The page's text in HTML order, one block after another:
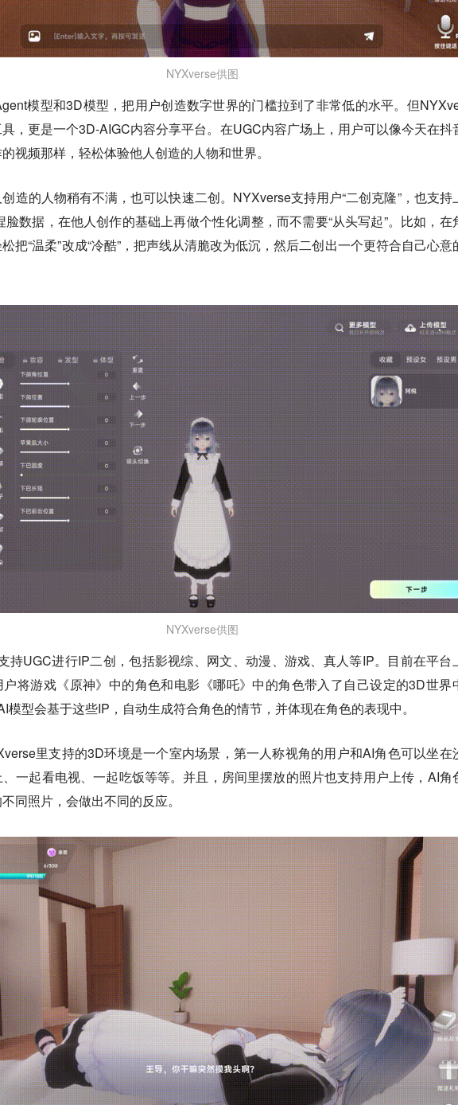
NYXverse供图
模型和3D模型，把用户创造数字世界的门槛拉到了非常低的水平。但
，更是一个3D-AIGC内容分享平台。在UGC内容广场上，用户可以像今天在抖
视频那样，轻松体验他人创造的人物和世界。
造的人物稍有不满，也可以快速二创。NYXverse支持用户“二创克隆”，也支持
脸数据，在他人创作的基础上再做个性化调整，而不需要“从头写起”。比如，在
把“温柔”改成“冷酷”，把声线从清脆改为低沉，然后二创出一个更符合自己心意
NYXverse供图
持UGC进行IP二创，包括影视综、网文、动漫、游戏、真人等IP。目前在平台
户将游戏《原神》中的角色和电影《哪吒》中的角色带入了自己设定的3D世界
模型会基于这些IP，自动生成符合角色的情节，并体现在角色的表现中。
里支持的3D环境是一个室内场景，第一人称视角的用户和AI角色可以坐在
一起看电视、一起吃饭等等。并且，房间里摆放的照片也支持用户上传，AI角
同照片，会做出不同的反应。